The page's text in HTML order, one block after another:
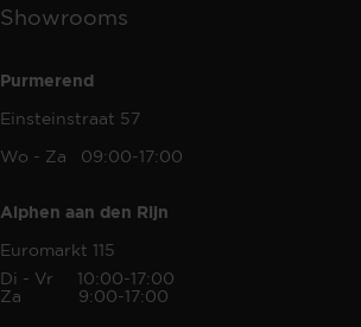
Showrooms
Purmerend
Einsteinstraat 57
Wo - Za 09:00-17:00
Alphen aan den Rijn
Euromarkt 115
Di - Vr 10:00-17:00
Za 9:00-17:00